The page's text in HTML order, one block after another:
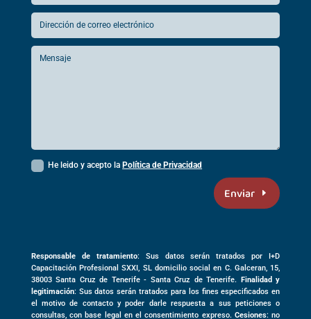
He leido y acepto laPolítica de Privacidad
Enviar
Responsable de tratamiento: Sus datos serán tratados por I+D
Capacitación Profesional SXXI, SL domicilio social en C. Galceran, 15,
38003Santa Cruz de Tenerife - Santa Cruz de Tenerife. Finalidad y
legitimación: Sus datos serán tratados para los fines especificados en
el motivo de contacto y poder darle respuesta a sus peticiones o
consultas, con base legal en el consentimiento expreso. Cesiones: no